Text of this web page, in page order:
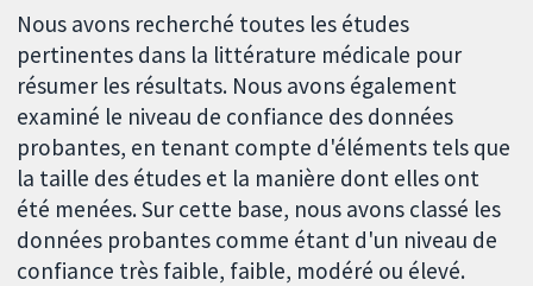
Nous avons recherché toutes les études
pertinentes dans la littérature médicale pour
résumer les résultats. Nous avons également
examiné le niveau de confiance des données
probantes, en tenant compte d'éléments tels que
la taille des études et la manière dont elles ont
été menées. Sur cette base, nous avons classé les
données probantes comme étant d'un niveau de
confiance très faible, faible, modéré ou élevé.